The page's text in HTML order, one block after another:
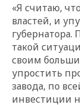
«Я считаю,
властей, и
губернатора.
такой
своим
упростить
завода, по
инвестиции